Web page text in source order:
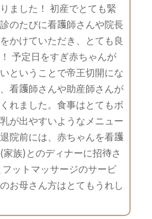
ました！ 初産でとても緊
のたびに看護師さんや院長
かけていただき、とても良
予定日をすぎ赤ちゃんが
ということで帝王切開にな
看護師さんや助産師さんが
れました。食事はとてもボ
が出やすいようなメニュー
院前には、赤ちゃんを看護
族)とのディナーに招待さ
ットマッサージのサービ
お母さん方はとてもうれし